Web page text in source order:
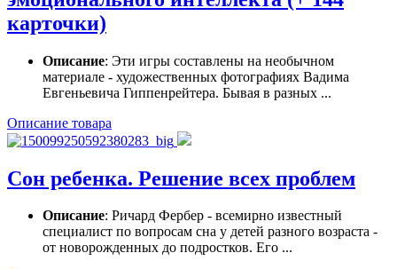
карточки)
Описание: Эти игры составлены на необычном
материале - художественных фотографиях Вадима
Евгеньевича Гиппенрейтера. Бывая в разных ...
Описание товара
Сон ребенка. Решение всех проблем
Описание: Ричард Фербер - всемирно известный
специалист по вопросам сна у детей разного возраста -
от новорожденных до подростков. Его ...